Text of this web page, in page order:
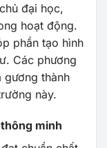
đại học,
hoạt động.
phần tạo hình
Các phương
gương thành
này.
minh